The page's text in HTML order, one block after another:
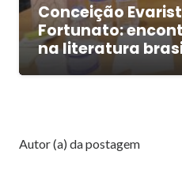
Conceição
Fortunato:
na literatura
Autor (a) da postagem